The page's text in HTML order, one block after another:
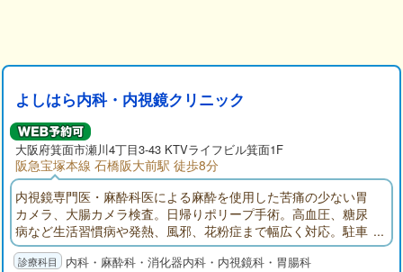
よしはら内科・内視鏡クリニック
大阪府箕面市瀬川4丁目3-43 KTVライフビル箕面1F
阪急宝塚本線 石橋阪大前駅 徒歩8分
内視鏡専門医・麻酔科医による麻酔を使用した苦痛の少ない胃
カメラ、大腸カメラ検査。日帰りポリープ手術。高血圧、糖尿
病など生活習慣病や発熱、風邪、花粉症まで幅広く対応。駐車
場あり。
内科・麻酔科・消化器内科・内視鏡科・胃腸科